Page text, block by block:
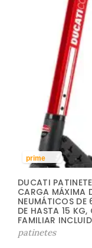
prime
DUCATI
CARGA MÁXIMA
NEUMÁTICOS DE
DE HASTA 15
FAMILIAR
patinetes